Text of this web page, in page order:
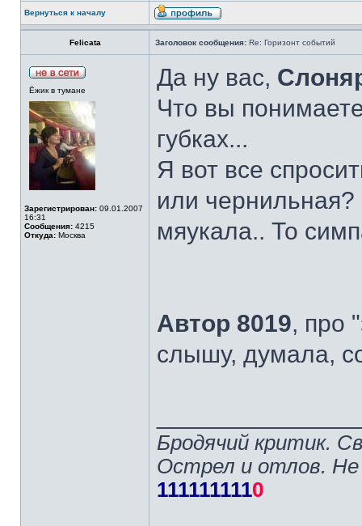
Вернуться к началу
Felicata Заголовок сообщения: Re: Горизонт событий
Ёжик в тумане
Зарегистрирован: 09.01.2007
16:31
Сообщения: 4215
Откуда: Москва
Да ну вас,
Что вы
губках...
Я вот все
или чернильная?
мяукала.. То
Автор 8019, про
слышу, думала,
Бродячий критик.
Острел и отлов. Не
1111111110